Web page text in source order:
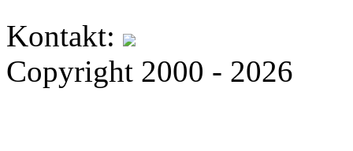
Kontakt:
Copyright 2000 - 2026